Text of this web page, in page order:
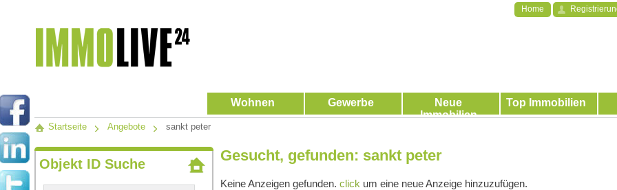
Home
Wohnen Gewerbe
Neue
Immobilien
Top Immobilien
Startseite Angebote sankt peter
Objekt ID Suche Gesucht, gefunden: sankt peter
Keine Anzeigen gefunden. click um eine neue Anzeige hinzuzufügen.